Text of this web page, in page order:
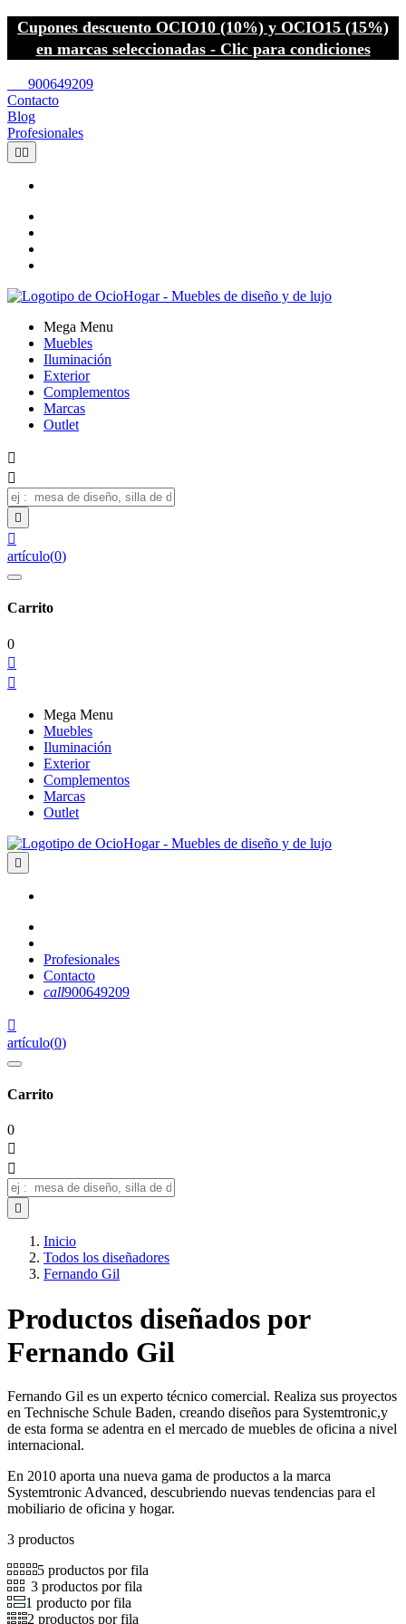
Cupones descuento OCIO10 (10%) y OCIO15 (15%)
en marcas seleccionadas - Clic para condiciones
900649209
Contacto
Blog
Profesionales
 
Mega Menu
Muebles
Iluminación
Exterior
Complementos
Marcas
Outlet




artículo(0)
Carrito
0


Mega Menu
Muebles
Iluminación
Exterior
Complementos
Marcas
Outlet

Profesionales
Contacto
call900649209

artículo(0)
Carrito
0



Inicio
Todos los diseñadores
Fernando Gil
Productos diseñados por
Fernando Gil
Fernando Gil es un experto técnico comercial. Realiza sus proyectos
en Technische Schule Baden, creando diseños para Systemtronic,y
de esta forma se adentra en el mercado de muebles de oficina a nivel
internacional.
En 2010 aporta una nueva gama de productos a la marca
Systemtronic Advanced, descubriendo nuevas tendencias para el
mobiliario de oficina y hogar.
3 productos
5 productos por fila
3 productos por fila
1 producto por fila
2 productos por fila